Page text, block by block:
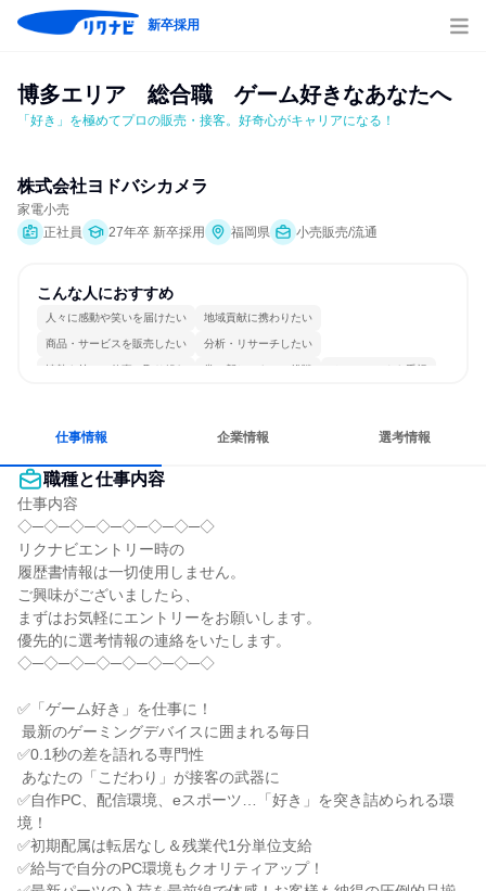
新卒採用
博多エリア　総合職　ゲーム好きなあなたへ
「好き」を極めてプロの販売・接客。好奇心がキャリアになる！
株式会社ヨドバシカメラ
家電小売
正社員
27年卒 新卒採用 福岡県 小売販売/流通
こんな人におすすめ
人々に感動や笑いを届けたい 地域貢献に携わりたい
商品・サービスを販売したい 分析・リサーチしたい
情熱を持って仕事に取り組む 常に新しいものに挑戦 チームワークを重視
仕事情報 企業情報 選考情報
職種と仕事内容
仕事内容
◇─◇─◇─◇─◇─◇─◇─◇
リクナビエントリー時の
履歴書情報は一切使用しません。
ご興味がございましたら、
まずはお気軽にエントリーをお願いします。
優先的に選考情報の連絡をいたします。
◇─◇─◇─◇─◇─◇─◇─◇
✅「ゲーム好き」を仕事に！
✅0.1秒の差を語れる専門性
✅自作PC、配信環境、eスポーツ…「好き」を突き詰められる環
境！
✅初期配属は転居なし＆残業代1分単位支給
✅給与で自分のPC環境もクオリティアップ！